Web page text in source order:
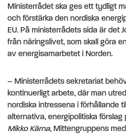
Ministerrådet ska ges ett tydligt
och förstärka den nordiska
EU. På ministerrådets sida är det
från näringslivet, som skall göra
av energisamarbetet i Norden.
– Ministerrådets sekretariat
kontinuerligt arbete, där man
nordiska intressena i förhållande
alternativa, energipolitiska förslag
Mikko Kärna, Mittengruppens